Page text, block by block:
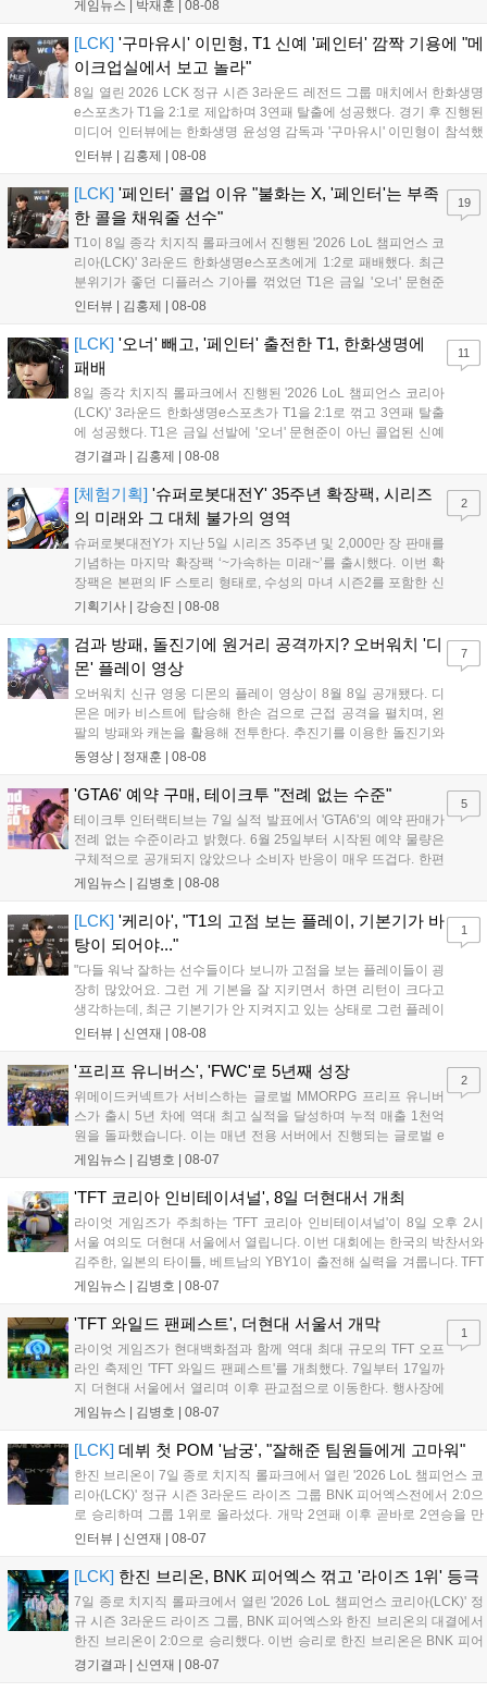
더욱 가속화될 전망이다....
게임뉴스 | 박재훈 08-08
[LCK] '구마유시' 이민형, T1 신예 '페인터' 깜짝 기용에 "메
이크업실에서 보고 놀라"
8일 열린 2026 LCK 정규 시즌 3라운드 레전드 그룹 매치에서 한화생명
e스포츠가 T1을 2:1로 제압하며 3연패 탈출에 성공했다. 경기 후 진행된
미디어 인터뷰에는 한화생명 윤성영 감독과 '구마유시' 이민형이 참석했
다. 먼저 승리 소감에 대해 윤성영 감독은 "오랜만에 승리해 기분이 좋고,
인터뷰 | 김홍제 08-08
[LCK] '페인터' 콜업 이유 "불화는 X, '페인터'는 부족
한 콜을 채워줄 선수"
T1이 8일 종각 치지직 롤파크에서 진행된 '2026 LoL 챔피언스 코
리아(LCK)' 3라운드 한화생명e스포츠에게 1:2로 패배했다. 최근
분위기가 좋던 디플러스 기아를 꺾었던 T1은 금일 '오너' 문현준
을 빼고 신예 '페인터' 김은후를 투입시키는 강수를 뒀으나 결국
즈' 김수환의 인터뷰 내...
인터뷰 | 김홍제 08-08
19
[LCK] '오너' 빼고, '페인터' 출전한 T1, 한화생명에
패배
8일 종각 치지직 롤파크에서 진행된 '2026 LoL 챔피언스 코리아
(LCK)' 3라운드 한화생명e스포츠가 T1을 2:1로 꺾고 3연패 탈출
에 성공했다. T1은 금일 선발에 '오너' 문현준이 아닌 콜업된 신예
'페인터' 김은후를 투입했지만, 결국 1:2로 패배하고 말았다. T1은
을 빼냈다....
경기결과 | 김홍제 08-08
11
[체험기획] '슈퍼로봇대전Y' 35주년 확장팩, 시리즈
의 미래와 그 대체 불가의 영역
슈퍼로봇대전Y가 지난 5일 시리즈 35주년 및 2,000만 장 판매를
기념하는 마지막 확장팩 ‘~가속하는 미래~’를 출시했다. 이번 확
장팩은 본편의 IF 스토리 형태로, 수성의 마녀 시즌2를 포함한 신
규 참전작과 크로스오버 합체기를 선보이며 작품을 완결 짓는다.
하는 몰입감 있는 서사와 조합을 구현하며 시리즈의 미래를 향한
새로운 가능성을 제시했다....
기획기사 | 강승진 08-08
2
검과 방패, 돌진기에 원거리 공격까지? 오버워치 '디
몬' 플레이 영상
오버워치 신규 영웅 디몬의 플레이 영상이 8월 8일 공개됐다. 디
몬은 메카 비스트에 탑승해 한손 검으로 근접 공격을 펼치며, 왼
팔의 방패와 캐논을 활용해 전투한다. 추진기를 이용한 돌진기와
참격 형태의 궁극기를 보유했고, 메카 파괴 시 맨몸으로 기관총을
산의 영웅들 업데이트를 통해 정식 출시될 예정이다....
동영상 | 정재훈 08-08
7
'GTA6' 예약 구매, 테이크투 "전례 없는 수준"
테이크투 인터랙티브는 7일 실적 발표에서 'GTA6'의 예약 판매가
전례 없는 수준이라고 밝혔다. 6월 25일부터 시작된 예약 물량은
구체적으로 공개되지 않았으나 소비자 반응이 매우 뜨겁다. 한편
11월 19일 PS5와 Xbox 시리즈 X|S로 정식 출시될 예정이며, 록
상 'Grand Theft Auto VI: An Extended Look'을 최초 공개할 계획
이다....
게임뉴스 | 김병호 08-08
5
[LCK] '케리아', "T1의 고점 보는 플레이, 기본기가 바
탕이 되어야..."
"다들 워낙 잘하는 선수들이다 보니까 고점을 보는 플레이들이 굉
장히 많았어요. 그런 게 기본을 잘 지키면서 하면 리턴이 크다고
생각하는데, 최근 기본기가 안 지켜지고 있는 상태로 그런 플레이
를 추구하다 보니까 팀적으로 안 좋은 사고가 계속 많이 났던 것
LoL 챔피언스 코리아(LCK)'...
인터뷰 | 신연재 08-08
1
'프리프 유니버스', 'FWC'로 5년째 성장
위메이드커넥트가 서비스하는 글로벌 MMORPG 프리프 유니버
스가 출시 5년 차에 역대 최고 실적을 달성하며 누적 매출 1천억
원을 돌파했습니다. 이는 매년 전용 서버에서 진행되는 글로벌 e
스포츠 대회 FWC의 영향이 큽니다. FWC는 이용자가 동일한 조
은 전년 대비 매출과 이용자 지표가 대폭 상승하는 성과를 냈습니
다. 오는 10월 필리핀 마닐라에서 총상금 11만 달러 규모의 제4회
FWC 그랜드 파이널이 개최될 예정이며, 위메이드커넥트는 이를
통해 커뮤니티 중심의 장기 성장 모델을 지속할 방침입니다....
게임뉴스 | 김병호 08-07
2
'TFT 코리아 인비테이셔널', 8일 더현대서 개최
라이엇 게임즈가 주최하는 'TFT 코리아 인비테이셔널'이 8일 오후 2시
서울 여의도 더현대 서울에서 열립니다. 이번 대회에는 한국의 박찬서와
김주한, 일본의 타이틀, 베트남의 YBY1이 출전해 실력을 겨룹니다. TFT
는 소속팀 없이 개인 자격으로 참가하는 독특한 대회 구조를 가지며, 누
17일까지 이어지는 이번 행사는 신규 세트 체험과 공연 등 다양한 즐길
거리를 제공하며, 이후 현대백화점 판교점에서도 행사가 이어질 예정입
니다. 연말에는 라스베이거스 오픈이 개최됩니다....
게임뉴스 | 김병호 08-07
'TFT 와일드 팬페스트', 더현대 서울서 개막
라이엇 게임즈가 현대백화점과 함께 역대 최대 규모의 TFT 오프
라인 축제인 'TFT 와일드 팬페스트'를 개최했다. 7일부터 17일까
지 더현대 서울에서 열리며 이후 판교점으로 이동한다. 행사장에
는 체험, 스페셜, 무대 존이 마련됐으며 8일 오후 2시 인비테이셔
연 등 다채로운 일정이 준비되어 있다. 사전 예약은 조기 마감될
만큼 큰 인기를 끌고 있다....
게임뉴스 | 김병호 08-07
1
[LCK] 데뷔 첫 POM '남궁', "잘해준 팀원들에게 고마워"
한진 브리온이 7일 종로 치지직 롤파크에서 열린 '2026 LoL 챔피언스 코
리아(LCK)' 정규 시즌 3라운드 라이즈 그룹 BNK 피어엑스전에서 2:0으
로 승리하며 그룹 1위로 올라섰다. 개막 2연패 이후 곧바로 2연승을 만
들어내면서 이어질 4라운드에 대한 기대감을 올렸다. 다음은 이날 데뷔
인터뷰 | 신연재 08-07
[LCK] 한진 브리온, BNK 피어엑스 꺾고 '라이즈 1위' 등극
7일 종로 치지직 롤파크에서 열린 '2026 LoL 챔피언스 코리아(LCK)' 정
규 시즌 3라운드 라이즈 그룹, BNK 피어엑스와 한진 브리온의 대결에서
한진 브리온이 2:0으로 승리했다. 이번 승리로 한진 브리온은 BNK 피어
엑스를 제치고 라이즈 그룹 1위로 올라섰다. 1세트, 한진 브리온이 '로머'
경기결과 | 신연재 08-07